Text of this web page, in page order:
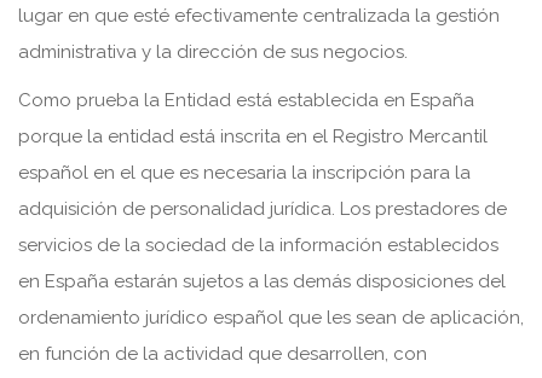
lugar en que esté efectivamente centralizada la gestión
administrativa y la dirección de sus negocios.
Como prueba la Entidad está establecida en España
porque la entidad está inscrita en el Registro Mercantil
español en el que es necesaria la inscripción para la
adquisición de personalidad jurídica. Los prestadores de
servicios de la sociedad de la información establecidos
en España estarán sujetos a las demás disposiciones del
ordenamiento jurídico español que les sean de aplicación,
en función de la actividad que desarrollen, con